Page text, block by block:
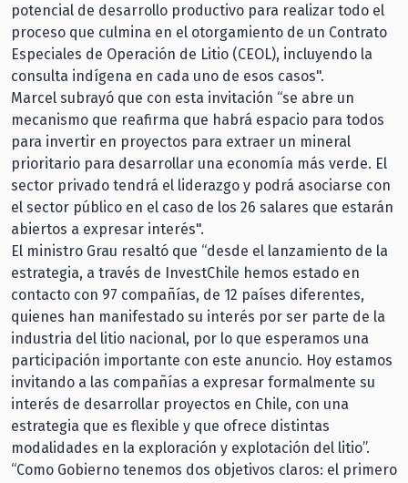
potencial de desarrollo productivo para realizar todo el
proceso que culmina en el otorgamiento de un Contrato
Especiales de Operación de Litio (CEOL), incluyendo la
consulta indígena en cada uno de esos casos".
Marcel subrayó que con esta invitación “se abre un
mecanismo que reafirma que habrá espacio para todos
para invertir en proyectos para extraer un mineral
prioritario para desarrollar una economía más verde. El
sector privado tendrá el liderazgo y podrá asociarse con
el sector público en el caso de los 26 salares que estarán
abiertos a expresar interés".
El ministro Grau resaltó que “desde el lanzamiento de la
estrategia, a través de InvestChile hemos estado en
contacto con 97 compañías, de 12 países diferentes,
quienes han manifestado su interés por ser parte de la
industria del litio nacional, por lo que esperamos una
participación importante con este anuncio. Hoy estamos
invitando a las compañías a expresar formalmente su
interés de desarrollar proyectos en Chile, con una
estrategia que es flexible y que ofrece distintas
modalidades en la exploración y explotación del litio”.
“Como Gobierno tenemos dos objetivos claros: el primero